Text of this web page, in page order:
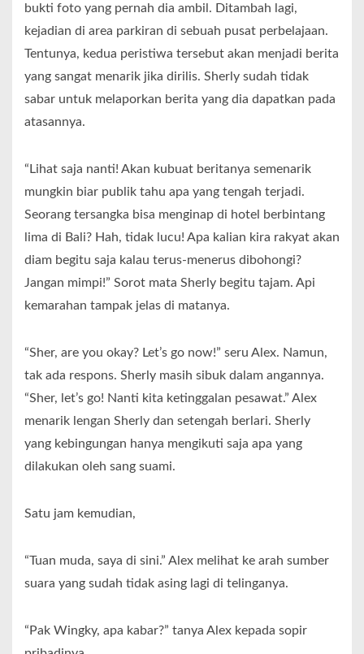
bukti foto yang pernah dia ambil. Ditambah lagi,
kejadian di area parkiran di sebuah pusat perbelajaan.
Tentunya, kedua peristiwa tersebut akan menjadi berita
yang sangat menarik jika dirilis. Sherly sudah tidak
sabar untuk melaporkan berita yang dia dapatkan pada
atasannya.
“Lihat saja nanti! Akan kubuat beritanya semenarik
mungkin biar publik tahu apa yang tengah terjadi.
Seorang tersangka bisa menginap di hotel berbintang
lima di Bali? Hah, tidak lucu! Apa kalian kira rakyat akan
diam begitu saja kalau terus-menerus dibohongi?
Jangan mimpi!” Sorot mata Sherly begitu tajam. Api
kemarahan tampak jelas di matanya.
“Sher, are you okay? Let’s go now!” seru Alex. Namun,
tak ada respons. Sherly masih sibuk dalam angannya.
“Sher, let’s go! Nanti kita ketinggalan pesawat.” Alex
menarik lengan Sherly dan setengah berlari. Sherly
yang kebingungan hanya mengikuti saja apa yang
dilakukan oleh sang suami.
Satu jam kemudian,
“Tuan muda, saya di sini.” Alex melihat ke arah sumber
suara yang sudah tidak asing lagi di telinganya.
“Pak Wingky, apa kabar?” tanya Alex kepada sopir